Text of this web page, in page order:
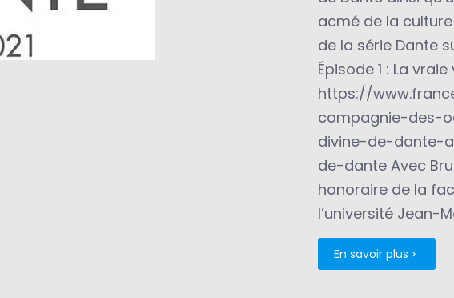
acmé de la
de la série Dante
Épisode 1 : La
https://
compagnie-des-
divine-de-dante-
de-dante Avec
honoraire de la
l’université Jean-
En savoir plus